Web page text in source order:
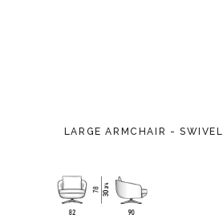
LARGE ARMCHAIR - SWIVEL